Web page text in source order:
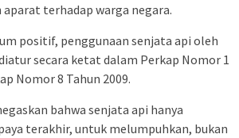
terhadap warga negara.
positif, penggunaan senjata api oleh
secara ketat dalam Perkap Nomor 1
Nomor 8 Tahun 2009.
bahwa senjata api hanya
terakhir, untuk melumpuhkan, bukan